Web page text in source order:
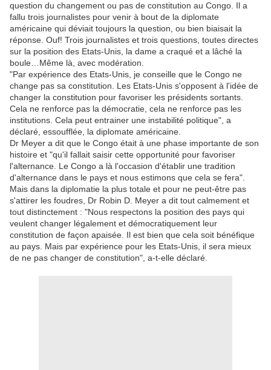
question du changement ou pas de constitution au Congo. Il a
fallu trois journalistes pour venir à bout de la diplomate
américaine qui déviait toujours la question, ou bien biaisait la
réponse. Ouf! Trois journalistes et trois questions, toutes directes
sur la position des Etats-Unis, la dame a craqué et a lâché la
boule…Même là, avec modération.
"Par expérience des Etats-Unis, je conseille que le Congo ne
change pas sa constitution. Les Etats-Unis s'opposent à l'idée de
changer la constitution pour favoriser les présidents sortants.
Cela ne renforce pas la démocratie, cela ne renforce pas les
institutions. Cela peut entrainer une instabilité politique", a
déclaré, essoufflée, la diplomate américaine.
Dr Meyer a dit que le Congo était à une phase importante de son
histoire et "qu'il fallait saisir cette opportunité pour favoriser
l'alternance. Le Congo a là l'occasion d'établir une tradition
d'alternance dans le pays et nous estimons que cela se fera".
Mais dans la diplomatie la plus totale et pour ne peut-être pas
s'attirer les foudres, Dr Robin D. Meyer a dit tout calmement et
tout distinctement : "Nous respectons la position des pays qui
veulent changer légalement et démocratiquement leur
constitution de façon apaisée. Il est bien que cela soit bénéfique
au pays. Mais par expérience pour les Etats-Unis, il sera mieux
de ne pas changer de constitution", a-t-elle déclaré.